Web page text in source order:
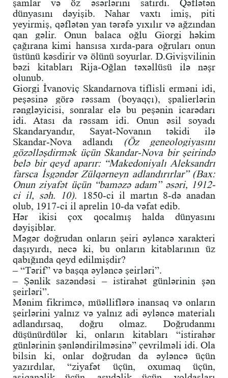
şamlar və öz əsərlərini satırdı. Qəflətən
dünyasını dəyişib. Nahar vaxtı imiş, piti
yeyirmiş, qəflətən yan tərəfə yıxılır və ağzından
qan gəlir. Onun balaca oğlu Giorgi həkim
çağırana kimi hansısa xırda-para oğruları onun
üstünü kəsdirir və ölünü soyurlar. D.Givişvilinin
bəzi kitabları Rija-Oğlan təxəllüsü ilə nəşr
olunub.
Giorgi İvanoviç Skandarnova tiflisli erməni idi,
peşəsinə görə rəssam (boyaqçı), şpalierlərin
rəngləyicisi, sonralar elə bu peşənin icarədarı
idi. Atası da rəssam idi. Onun əsil soyadı
Skandaryandır, Sayat-Novanın təkidi ilə
Skandar-Nova adlandı (Öz geneologiyasını
gözəlləşdirmək üçün Skandar-Nova bir şeirində
belə bir qeyd aparır: “Makedoniyalı Aleksandrı
farsca İsgəndər Zülqərneyn adlandırırlar” (Bax:
Onun ziyafət üçün “baməzə adam” əsəri, 1912-
ci il, səh. 10). 1850-ci il martın 8-də anadan
olub, 1917-ci il aprelin 10-da vəfat edib.
Hər ikisi çox qocalmış halda dünyasını
dəyişiblər.
Məgər doğrudan onların şeiri əyləncə xarakteri
daşıyırdı, necə ki, bu onların kitablarının üz
qabığında qeyd edilmişdir?
– “Tərif” və başqa əyləncə şeirləri”.
– Şənlik sazəndəsi – istirahət günlərinin şən
şeirləri”.
Mənim fikrimcə, müəlliflərə inansaq və onların
şeirlərini yalnız və yalnız adi əyləncə materialı
adlandırsaq, doğru olmaz. Doğrudanmı
düşünürdülər ki, onların kitabları “istirahər
günlərinin şənləndirilməsinə” çevrilməli idi. Ola
bilsin ki, onlar doğrudan da əyləncə üçün
yazırdılar, “ziyafət üçün, oxumaq üçün,